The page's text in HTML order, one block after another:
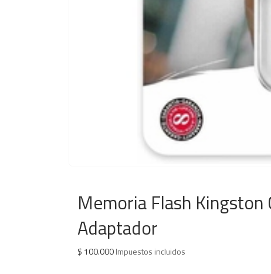
Memoria Flash Kingston
Adaptador
$ 100.000Impuestos incluidos